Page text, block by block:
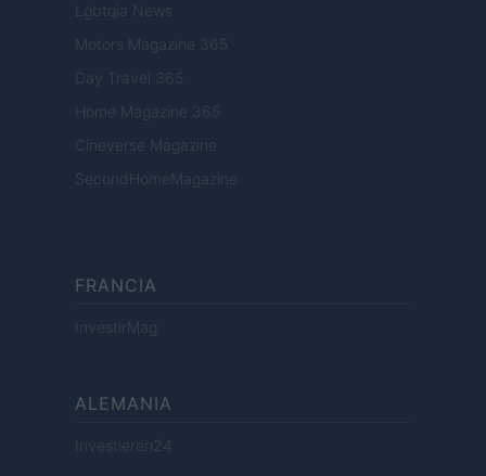
Lgbtqia News
Motors Magazine 365
Day Travel 365
Home Magazine 365
Cineverse Magazine
SecondHomeMagazine
FRANCIA
InvestirMag
ALEMANIA
Investieren24